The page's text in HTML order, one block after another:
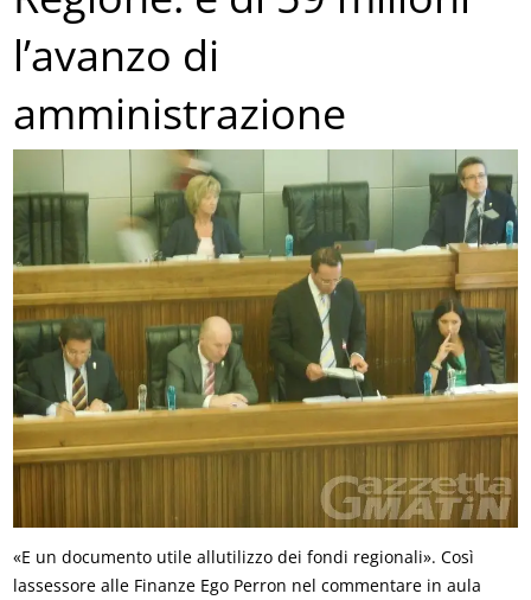
l’avanzo di
amministrazione
«E un documento utile allutilizzo dei fondi regionali». Così
lassessore alle Finanze Ego Perron nel commentare in aula